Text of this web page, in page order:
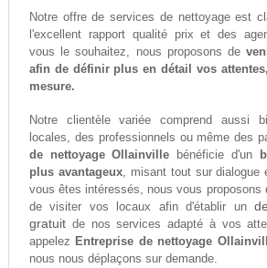
Notre offre de services de nettoyage est
l'excellent rapport qualité prix et des
vous le souhaitez, nous proposons de
afin de définir plus en détail vos
mesure.
Notre clientèle variée comprend aussi
locales, des professionnels ou même des
de nettoyage Ollainville bénéficie d'un
plus avantageux, misant tout sur dialogue
vous êtes intéressés, nous vous proposons
de visiter vos locaux afin d'établir un
gratuitde nos services adapté à vos
appelez Entreprise de nettoyage
nous nous déplaçons sur demande.